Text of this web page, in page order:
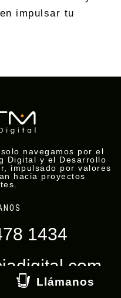
impulsar tu
1434
navegamos por el
Digital y el Desarrollo
impulsado por valores
hacia proyectos
Llámanos